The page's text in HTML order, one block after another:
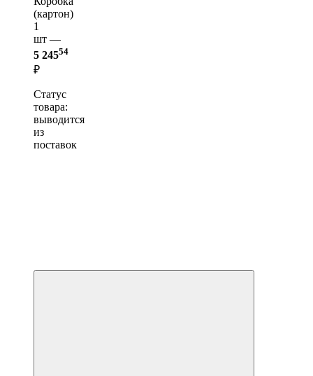
(картон)
1
шт —
5 24554
₽
Статус
товара:
выводится
из
поставок